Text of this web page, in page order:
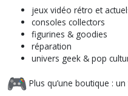
jeux vidéo rétro et
consoles collectors
figurines & goodies
réparation
univers geek & pop
Plus qu’une boutique :